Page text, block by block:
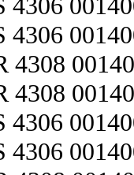
4306
4308
4308
4306
4306